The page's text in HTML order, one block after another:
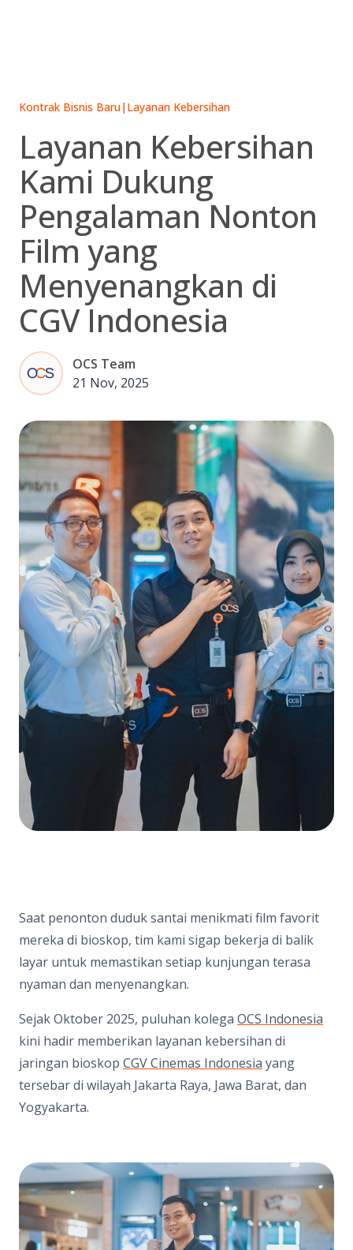
Kontrak Bisnis Baru|Layanan Kebersihan
Layanan Kebersihan
Kami Dukung
Pengalaman Nonton
Film yang
Menyenangkan di
CGV Indonesia
OCS Team
21 Nov, 2025
Saat penonton duduk santai menikmati film favorit
mereka di bioskop, tim kami sigap bekerja di balik
layar untuk memastikan setiap kunjungan terasa
nyaman dan menyenangkan.
Sejak Oktober 2025, puluhan kolega OCS Indonesia
kini hadir memberikan layanan kebersihan di
jaringan bioskop CGV Cinemas Indonesia yang
tersebar di wilayah Jakarta Raya, Jawa Barat, dan
Yogyakarta.